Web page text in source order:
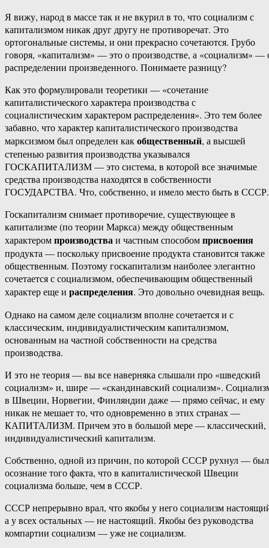
Я вижу, народ в массе так и не вкурил в то, что социализм с
капитализмом никак друг другу не противоречат. Это
ортогональные системы, и они прекрасно сочетаются. Грубо
говоря, «капитализм» — это о производстве, а «социализм» —
распределении произведенного. Понимаете разницу?
Как это формулировали теоретики — «сочетание
капиталистического характера производства с
социалистическим характером распределения». Это тем более
забавно, что характер капиталистического производства
марксизмом был определен какобщественный, а высшей
степенью развития производства указывался
ГОСКАПИТАЛИЗМ — это система, в которой все значимые
средства производства находятся в собственности
ГОСУДАРСТВА. Что, собственно, и имело место быть в СССР.
Госкапитализм снимает противоречие, существующее в
капитализме (по теории Маркса) между общественным
характеромпроизводстваи частным способомприсвоения
продукта — поскольку присвоение продукта становится также
общественным. Поэтому госкапитализм наиболее элегантно
сочетается с социализмом, обеспечивающим общественный
характер еще и распределения. Это довольно очевидная вещь.
Однако на самом деле социализм вполне сочетается и с
классическим, индивидуалистическим капитализмом,
основанным на частной собственности на средства
производства.
И это не теория — вы все наверняка слышали про «шведский
социализм» и, шире — «скандинавский социализм».
в Швеции, Норвегии, Финляндии даже — прямо сейчас, и ему
никак не мешает то, что одновременно в этих странах —
КАПИТАЛИЗМ. Причем это в большой мере — классический,
индивидуалистический капитализм.
Собственно, одной из причин, по которой СССР рухнул —
осознание того факта, что в капиталистической Швеции
социализма больше, чем в СССР.
СССР непрерывно врал, что якобы у него социализм
а у всех остальных — не настоящий. Якобы без руководства
компартии социализм — уже не социализм.